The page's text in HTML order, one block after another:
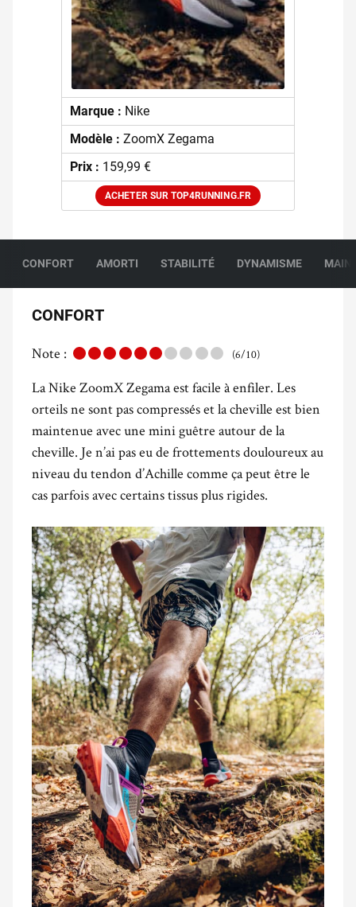
Marque : Nike
Modèle : ZoomX Zegama
Prix : 159,99 €
ACHETER SUR TOP4RUNNING.FR
CONFORT AMORTI STABILITÉ DYNAMISME
CONFORT
Note : (6/10)
La Nike ZoomX Zegama est facile à enfiler. Les
orteils ne sont pas compressés et la cheville est bien
maintenue avec une mini guêtre autour de la
cheville. Je n’ai pas eu de frottements douloureux au
niveau du tendon d’Achille comme ça peut être le
cas parfois avec certains tissus plus rigides.